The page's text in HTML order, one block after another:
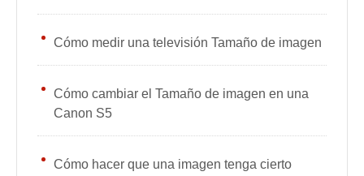
Cómo medir una televisión Tamaño de imagen
Cómo cambiar el Tamaño de imagen en una
Canon S5
Cómo hacer que una imagen tenga cierto